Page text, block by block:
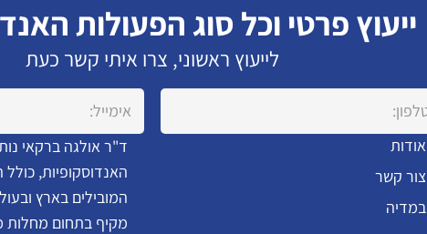
ייעוץ פרטי וכל סוג הפעולות
לייעוץ ראשוני, צרו איתי קשר כעת
אודות
צור קשר
במדיה
ד"ר אולגה ברקאי
האנדוסקופיות,
המובילים בארץ
מקיף בתחום מחלות